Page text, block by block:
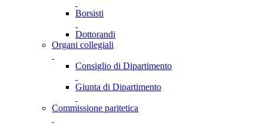
Borsisti
Dottorandi
Organi collegiali
Consiglio di Dipartimento
Giunta di Dipartimento
Commissione paritetica